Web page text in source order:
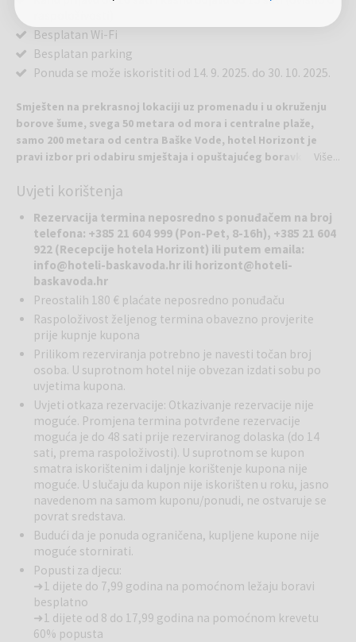
Besplatan Wi-Fi
Besplatan parking
Ponuda se može iskoristiti od 14. 9. 2025. do 30. 10. 2025.
Smješten na prekrasnoj lokaciji uz promenadu i u okruženju
borove šume, svega 50 metara od mora i centralne plaže,
samo 200 metara od centra Baške Vode, hotel Horizont je
pravi izbor pri odabiru smještaja i opuštajućeg boravka za
obale.
potpuno novim Spa & Wellness centrom, obnovljenim smještajnim
jedinicama i vrhunskom gastronomskom ponudom, nadići će sva
vaša očekivanja. Široka ponuda wellness usluga u kombinaciji
modernih tretmana sa različitim drevnim Spa kulturama stvara
jedinstven doživljaj i poticaj totalnom blagostanju. Na pet katova
hotel nudi ukupno 202 lijepo uređene, dobro opremljene sobe i
apartmane, od koji većina sa svojih balkona pruža bočni pogled na
more.
Superior dvokrevetna soba (veličine 24 m2) s balkonomsadrži
klimu, mini bar, sef, satelitski TV, parking, privatnu kupaonicu, sušilo
za kosu, ogrtač i papuče, fotelja (80x200) kao pomoćni ležaj.
Za dobru prehranu tijekom vašeg odmora možete izabrati centralni
pansionski buffet restoran ili jedan od a'la carte restorana: restoran
Matrioška, koji nudi ruske specijalitete, i plažni grill restoran Borik. U
vaše slobodno vrijeme možete zaigrati tenis ili uživati u partiji
biljara, sportovima na vodi, vježbati u teretani, osvježiti se u jednom
od jacuzzia, na bazenima ili oživjeti um i tijelo u čarobnom Svijetu
sauna.
Hotel također nudi potpuno opremljenu konferencijsku dvoranu
kapaciteta do 120 sudionika i predstavlja idealno mjesto za
poslovne sastanke, bankete i druge društvene događaje. Ovdje u
hotelu Horizont ste uvijek dobrodošli!
Više...
Uvjeti korištenja
Rezervacija termina neposredno s ponuđačem na broj
telefona: +385 21 604 999 (Pon-Pet, 8-16h), +385 21 604
922 (Recepcije hotela Horizont) ili putem emaila:
info@hoteli-baskavoda.hr ili horizont@hoteli-
baskavoda.hr
Preostalih 180 € plaćate neposredno ponuđaču
Raspoloživost željenog termina obavezno provjerite
prije kupnje kupona
Prilikom rezerviranja potrebno je navesti točan broj
osoba. U suprotnom hotel nije obvezan izdati sobu po
uvjetima kupona.
Uvjeti otkaza rezervacije: Otkazivanje rezervacije nije
moguće. Promjena termina potvrđene rezervacije
moguća je do 48 sati prije rezerviranog dolaska (do 14
sati, prema raspoloživosti). U suprotnom se kupon
smatra iskorištenim i daljnje korištenje kupona nije
moguće. U slučaju da kupon nije iskorišten u roku, jasno
navedenom na samom kuponu/ponudi, ne ostvaruje se
povrat sredstava.
Budući da je ponuda ograničena, kupljene kupone nije
moguće stornirati.
Popusti za djecu:
➜ 1 dijete do 7,99 godina na pomoćnom ležaju boravi
besplatno
➜ 1 dijete od 8 do 17,99 godina na pomoćnom krevetu
60% popusta